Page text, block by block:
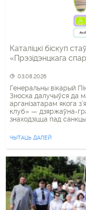
Каталіцкі біскуп
«Прэзідэнцкага
03.08.2026
Генеральны вікарый
Зноска далучыўся да
арганізатарам якога
клуб» — дзяржаўна-
знаходзіцца пад
марафону. Сярод
пачатку марафону
удзельніка ў
ЧЫТАЦЬ ДАЛЕЙ